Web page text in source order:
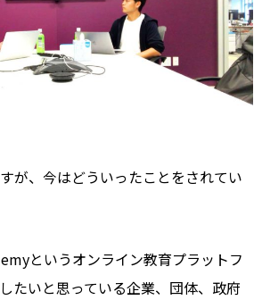
が、今はどういったことをされてい
というオンライン教育プラットフ
たいと思っている企業、団体、政府